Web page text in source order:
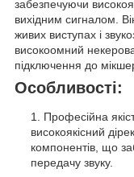
забезпечуючи
вихідним сигналом.
живих виступах і
високоомний
підключення до
Особливості:
Професійна
високоякісний
компонентів, що
передачу звуку.